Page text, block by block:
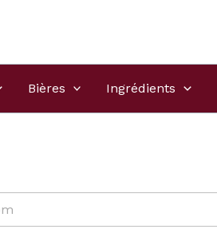
Bières Ingrédients